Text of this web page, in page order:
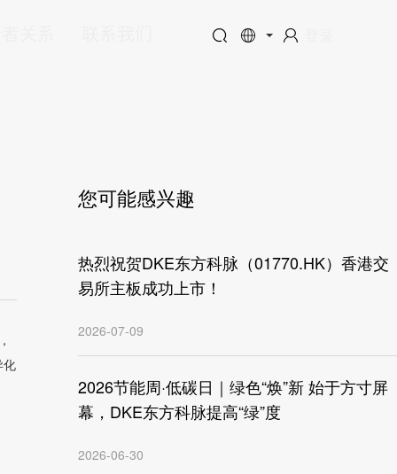
化
您可能感兴趣
热烈祝贺DKE东方科脉（01770.HK）香港交
易所主板成功上市！
2026-07-09
2026节能周·低碳日｜绿色“焕”新 始于方寸屏
幕，DKE东方科脉提高“绿”度
2026-06-30